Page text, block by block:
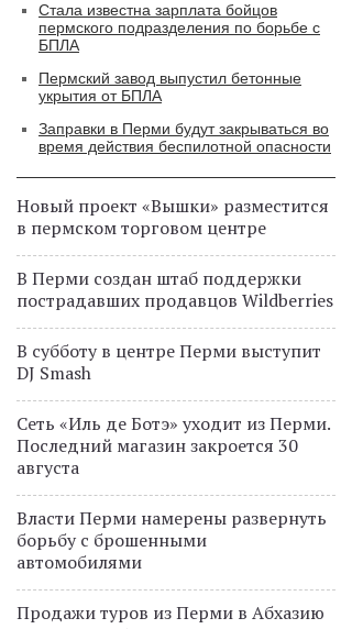
Стала известна зарплата бойцов
пермского подразделения по борьбе с
БПЛА
Пермский завод выпустил бетонные
укрытия от БПЛА
Заправки в Перми будут закрываться во
время действия беспилотной опасности
Новый проект «Вышки» разместится
в пермском торговом центре
В Перми создан штаб поддержки
пострадавших продавцов Wildberries
В субботу в центре Перми выступит
DJ Smash
Сеть «Иль де Ботэ» уходит из Перми.
Последний магазин закроется 30
августа
Власти Перми намерены развернуть
борьбу с брошенными
автомобилями
Продажи туров из Перми в Абхазию